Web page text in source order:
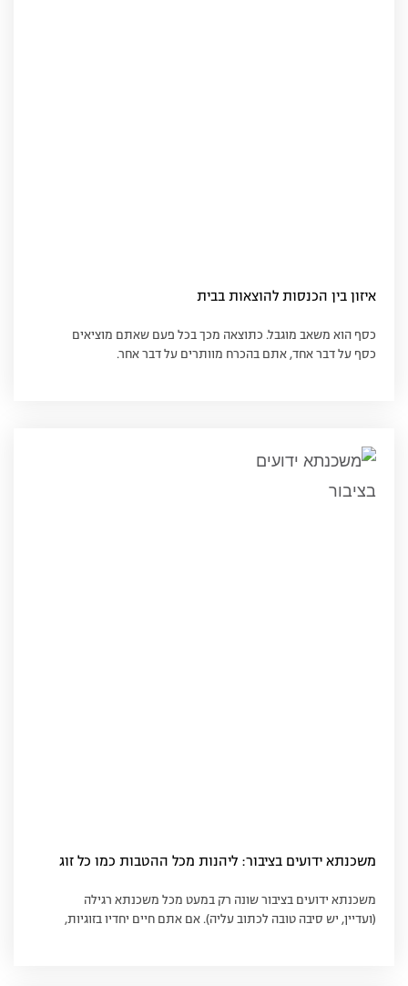
איזון בין הכנסות להוצאות בבית
כסף הוא משאב מוגבל. כתוצאה מכך בכל פעם שאתם מוציאים
כסף על דבר אחד, אתם בהכרח מוותרים על דבר אחר.
משכנתא ידועים בציבור: ליהנות מכל ההטבות כמו כל זוג
משכנתא ידועים בציבור שונה רק במעט מכל משכנתא רגילה
(ועדיין, יש סיבה טובה לכתוב עליה). אם אתם חיים יחדיו בזוגיות,